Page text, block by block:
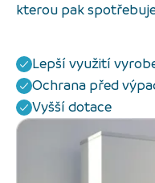
kterou pak
Lepší využití
Ochrana před
Vyšší dotace